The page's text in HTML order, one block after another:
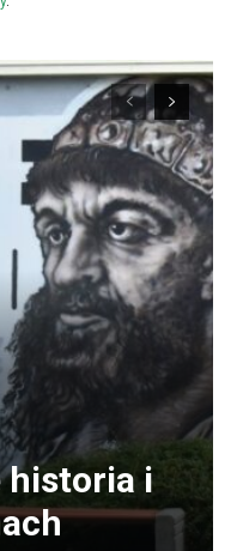
historia i